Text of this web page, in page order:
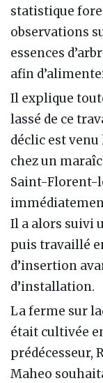
statistique
observations
essences
afin
Il explique
lassé de ce
déclic est
chez un
Saint-Florent-
Il a alors suivi
puis travaillé
d’insertion
d’installation.
La ferme sur
était cultivée
prédécesseur,
Maheo